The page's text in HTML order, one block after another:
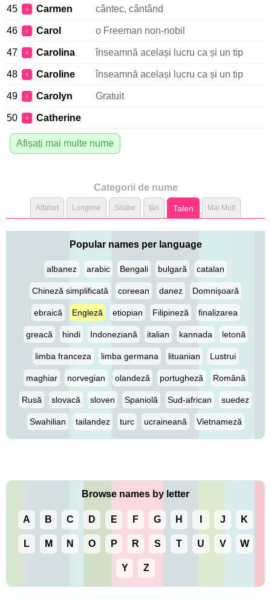
45 ♀ Carmen cântec, cântând
46 ♀ Carol o Freeman non-nobil
47 ♀ Carolina înseamnă același lucru ca și un tip
48 ♀ Caroline înseamnă același lucru ca și un tip
49 ♀ Carolyn Gratuit
50 ♀ Catherine
Afișați mai multe nume
Categorii de nume
Alfabet Lungime Silabe ţări Talen Mai Mult
Popular names per language
albanez arabic Bengali bulgară catalan
Chineză simplificată coreean danez Domnișoară
ebraică Engleză etiopian Filipineză finalizarea
greacă hindi Indoneziană italian kannada letonă
limba franceza limba germana lituanian Lustrui
maghiar norvegian olandeză portugheză Română
Rusă slovacă sloven Spaniolă Sud-african suedez
Swahilian tailandez turc ucraineană Vietnameză
Browse names by letter
A B C D E F G H J K
L M N O P R S T U V W
Y Z